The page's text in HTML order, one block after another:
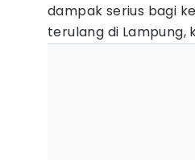
dampak serius bagi
terulang di Lampung,